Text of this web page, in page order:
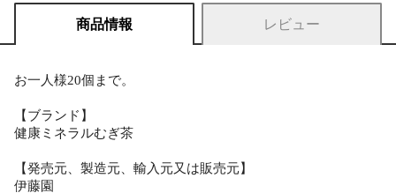
商品情報 レビュー
お一人様20個まで。
【ブランド】
健康ミネラルむぎ茶
【発売元、製造元、輸入元又は販売元】
伊藤園